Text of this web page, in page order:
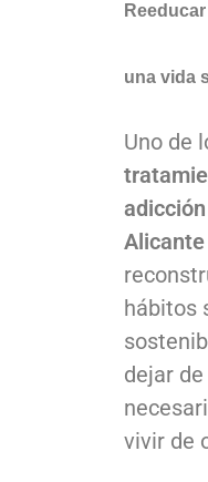
una vida
Uno de
Alicante
hábitos
dejar
vivir de